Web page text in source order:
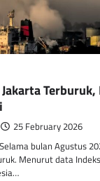
Terburuk,
25 February 2026
bulan Agustus
Menurut data